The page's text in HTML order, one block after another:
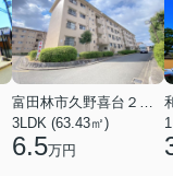
富田林市久野喜台２丁目
3LDK (63.43㎡)
6.5万円